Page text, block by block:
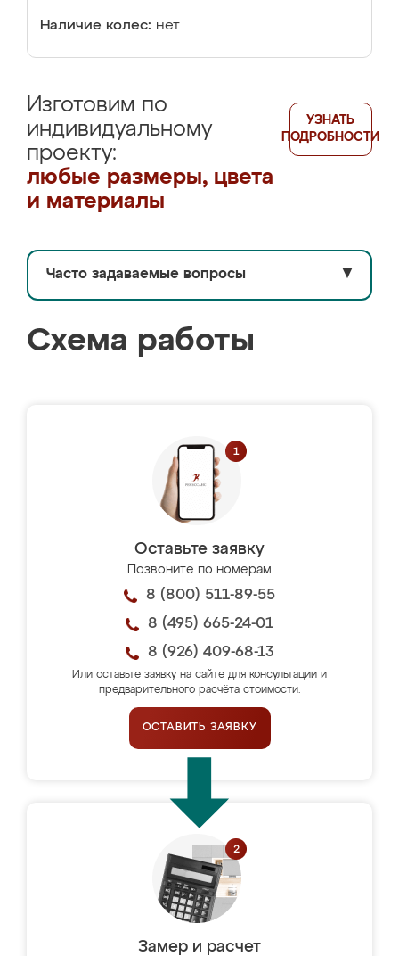
Наличие колес: нет
Изготовим по
индивидуальному
проекту:
любые размеры, цвета
и материалы
УЗНАТЬ
ПОДРОБНОСТИ
Часто задаваемые вопросы ▼
Схема работы
Оставьте заявку
Позвоните по номерам
8 (800) 511-89-55
8 (495) 665-24-01
8 (926) 409-68-13
Или оставьте заявку на сайте для консультации и
предварительного расчёта стоимости.
ОСТАВИТЬ ЗАЯВКУ
Замер и расчет